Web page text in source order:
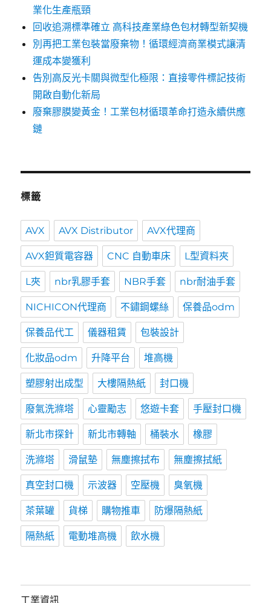
業化生產瓶頸
回收追溯標準確立 高科技產業綠色包材轉型新契機
別再把工業包裝當廢棄物！循環經濟商業模式讓清
運成本變獲利
告別高反光卡關與微型化極限：直接零件標記技術
開啟自動化新局
廢棄膠膜變黃金！工業包材循環革命打造永續供應
鏈
標籤
AVX AVX Distributor AVX代理商
AVX鉭質電容器 CNC 自動車床 L型資料夾
L夾 nbr乳膠手套 NBR手套 nbr耐油手套
NICHICON代理商 不鏽鋼螺絲 保養品odm
保養品代工 儀器租賃 包裝設計
化妝品odm 升降平台 堆高機
塑膠射出成型 大樓隔熱紙 封口機
廢氣洗滌塔 心靈勵志 悠遊卡套 手壓封口機
新北市探針 新北市轉軸 桶裝水 橡膠
洗滌塔 滑鼠墊 無塵擦拭布 無塵擦拭紙
真空封口機 示波器 空壓機 臭氧機
茶葉罐 貨梯 購物推車 防爆隔熱紙
隔熱紙 電動堆高機 飲水機
工業資訊